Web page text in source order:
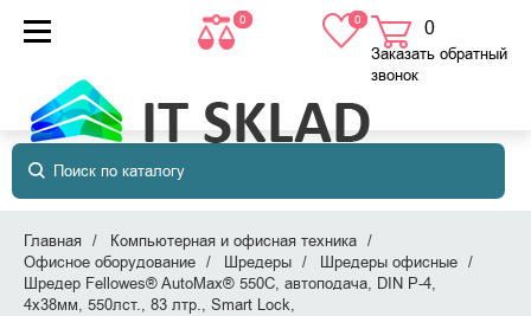
0 0 0
в корзине
Заказать обратный
звонок
Главная
Компьютерная и офисная техника
Офисное оборудование
Шредеры
Шредеры офисные
Шредер Fellowes® AutoMax® 550C, автоподача, DIN P-4,
4х38мм, 550лст., 83 лтр., Smart Lock,